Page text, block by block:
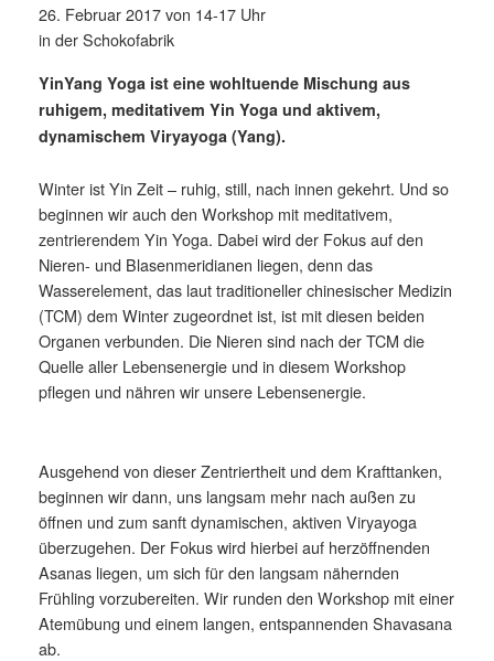
26. Februar 2017 von 14-17 Uhr
in der Schokofabrik
YinYang Yoga ist eine wohltuende Mischung aus
ruhigem, meditativem Yin Yoga und aktivem,
dynamischem Viryayoga (Yang).
Winter ist Yin Zeit – ruhig, still, nach innen gekehrt. Und so
beginnen wir auch den Workshop mit meditativem,
zentrierendem Yin Yoga. Dabei wird der Fokus auf den
Nieren- und Blasenmeridianen liegen, denn das
Wasserelement, das laut traditioneller chinesischer Medizin
(TCM) dem Winter zugeordnet ist, ist mit diesen beiden
Organen verbunden. Die Nieren sind nach der TCM die
Quelle aller Lebensenergie und in diesem Workshop
pflegen und nähren wir unsere Lebensenergie.
Ausgehend von dieser Zentriertheit und dem Krafttanken,
beginnen wir dann, uns langsam mehr nach außen zu
öffnen und zum sanft dynamischen, aktiven Viryayoga
überzugehen. Der Fokus wird hierbei auf herzöffnenden
Asanas liegen, um sich für den langsam nähernden
Frühling vorzubereiten. Wir runden den Workshop mit einer
Atemübung und einem langen, entspannenden Shavasana
ab.